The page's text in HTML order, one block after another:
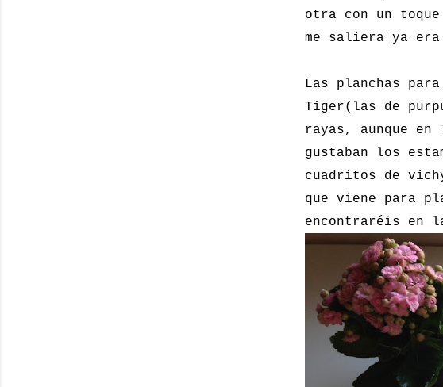
otra con un
me saliera ya
Las planchas
Tiger(las de
rayas, aunque
gustaban los
cuadritos de
que viene para
encontraréis en